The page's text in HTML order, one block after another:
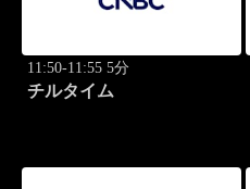
11:50-11:55 5分
チルタイム